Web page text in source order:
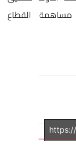
مساهمة القطاع